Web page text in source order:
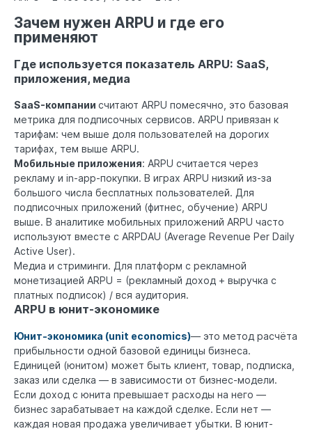
Зачем нужен ARPU и где его
применяют
Где используется показатель ARPU: SaaS,
приложения, медиа
SaaS-компании считают ARPU помесячно, это базовая
метрика для подписочных сервисов. ARPU привязан к
тарифам: чем выше доля пользователей на дорогих
тарифах, тем выше ARPU.
Мобильные приложения: ARPU считается через
рекламу и in-app-покупки. В играх ARPU низкий из-за
большого числа бесплатных пользователей. Для
подписочных приложений (фитнес, обучение) ARPU
выше. В аналитике мобильных приложений ARPU часто
используют вместе с ARPDAU (Average Revenue Per Daily
Active User).
Медиа и стриминги. Для платформ с рекламной
монетизацией ARPU = (рекламный доход + выручка с
платных подписок) / вся аудитория.
ARPU в юнит-экономике
Юнит-экономика (unit economics)— это метод расчёта
прибыльности одной базовой единицы бизнеса.
Единицей (юнитом) может быть клиент, товар, подписка,
заказ или сделка — в зависимости от бизнес-модели.
Если доход с юнита превышает расходы на него —
бизнес зарабатывает на каждой сделке. Если нет —
каждая новая продажа увеличивает убытки. В юнит-